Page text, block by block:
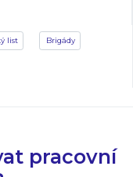
list Brigády
pracovní